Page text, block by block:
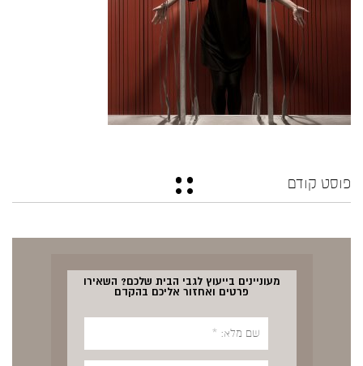
פוסט קודם
מעוניינים בייעוץ לגבי הבית שלכם? השאירו
פרטים ואחזור אליכם בהקדם